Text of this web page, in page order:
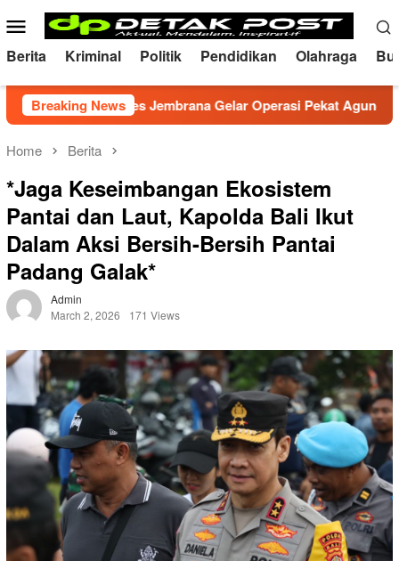
to
content
Mobile
Menu
Berita Kriminal Politik Pendidikan Olahraga
Breaking News
Polres Jembrana Gelar Operasi Pekat Agung 2026
Home Berita
*Jaga Keseimbangan Ekosistem
Pantai dan Laut, Kapolda Bali Ikut
Dalam Aksi Bersih-Bersih Pantai
Padang Galak*
Admin
March 2, 2026
171 Views